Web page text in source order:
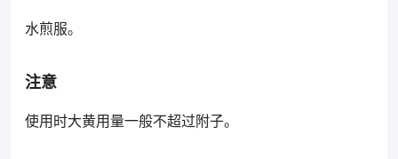
水煎服。
注意
使用时大黄用量一般不超过附子。